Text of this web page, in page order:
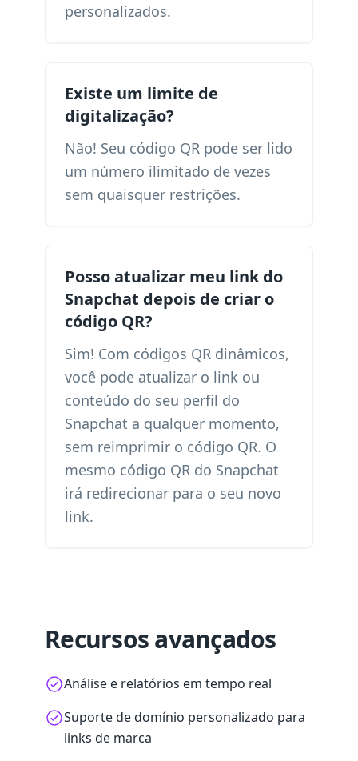
personalizados.
Existe um limite de
digitalização?
Não! Seu código QR pode ser lido
um número ilimitado de vezes
sem quaisquer restrições.
Posso atualizar meu link do
Snapchat depois de criar o
código QR?
Sim! Com códigos QR dinâmicos,
você pode atualizar o link ou
conteúdo do seu perfil do
Snapchat a qualquer momento,
sem reimprimir o código QR. O
mesmo código QR do Snapchat
irá redirecionar para o seu novo
link.
Recursos avançados
Análise e relatórios em tempo real
Suporte de domínio personalizado para
links de marca